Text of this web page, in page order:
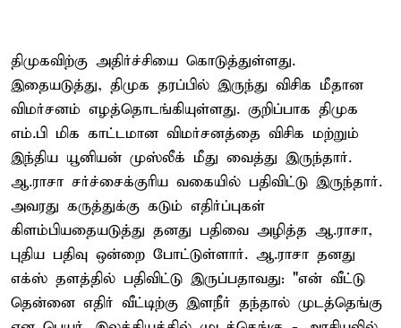
திமுகவிற்கு அதிர்ச்சியை கொடுத்துள்ளது.
இதையடுத்து, திமுக தரப்பில் இருந்து விசிக மீதான
விமர்சனம் எழத்தொடங்கியுள்ளது. குறிப்பாக திமுக
எம்.பி மிக காட்டமான விமர்சனத்தை விசிக மற்றும்
இந்திய யூனியன் முஸ்லீக் மீது வைத்து இருந்தார்.
ஆ.ராசா சர்ச்சைக்குரிய வகையில் பதிவிட்டு இருந்தார்.
அவரது கருத்துக்கு கடும் எதிர்ப்புகள்
கிளம்பியதையடுத்து தனது பதிவை அழித்த ஆ.ராசா,
புதிய பதிவு ஒன்றை போட்டுள்ளார். ஆ.ராசா தனது
எக்ஸ் தளத்தில் பதிவிட்டு இருப்பதாவது: "என் வீட்டு
தென்னை எதிர் வீட்டிற்கு இளநீர் தந்தால் முடத்தெங்கு